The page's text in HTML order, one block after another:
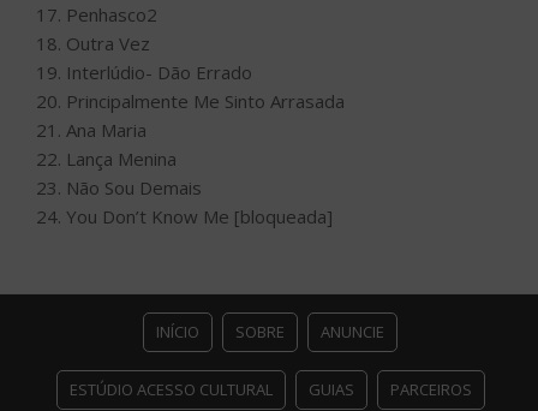
17. Penhasco2
18. Outra Vez
19. Interlúdio- Dão Errado
20. Principalmente Me Sinto Arrasada
21. Ana Maria
22. Lança Menina
23. Não Sou Demais
24. You Don’t Know Me [bloqueada]
INÍCIO SOBRE ANUNCIE
ESTÚDIO ACESSO CULTURAL GUIAS PARCEIROS